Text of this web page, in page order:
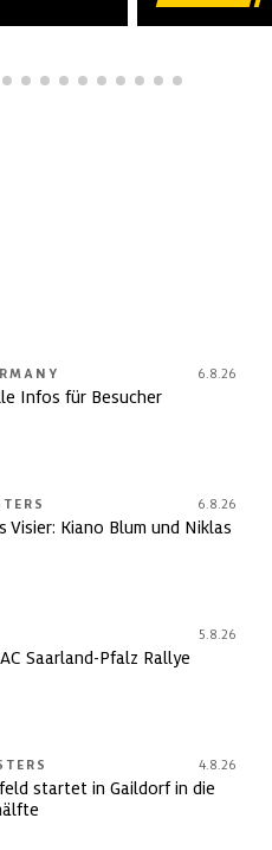
6.8.26
Infos für Besucher
6.8.26
Visier: Kiano Blum und Niklas
5.8.26
Saarland-Pfalz Rallye
4.8.26
startet in Gaildorf in die